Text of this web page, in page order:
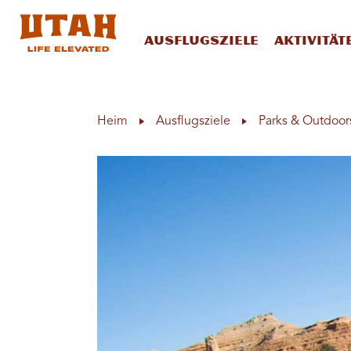
Ausflugsziele
Heim Ausflugsziele Parks &